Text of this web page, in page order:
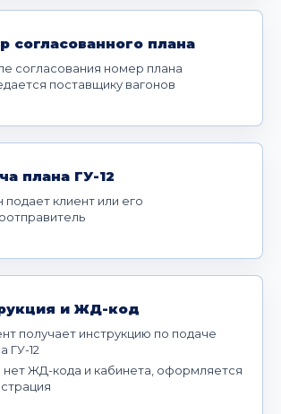
согласованного плана
согласования номер плана
поставщику вагонов
плана ГУ-12
подает клиент или его
и ЖД-код
получает инструкцию по подаче
ГУ-12
нет ЖД-кода и кабинета, оформляется